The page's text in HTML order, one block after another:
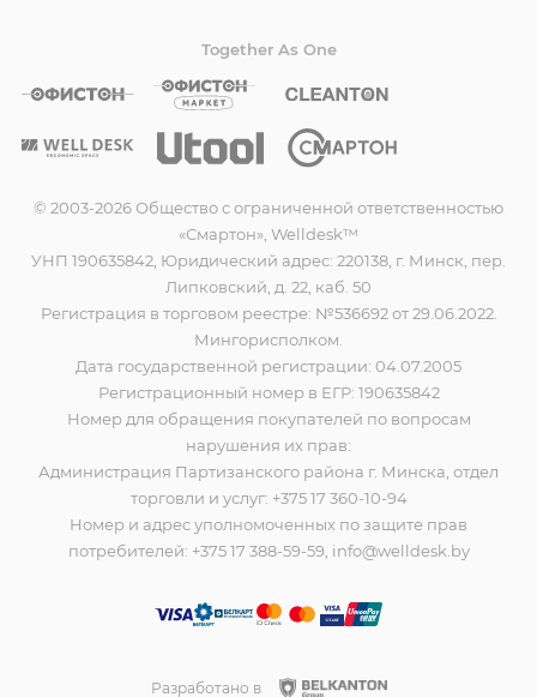
Together As One
© 2003-2026 Общество с ограниченной ответственностью
«Смартон», Welldesk™
УНП 190635842, Юридический адрес: 220138, г. Минск, пер.
Липковский, д. 22, каб. 50
Регистрация в торговом реестре: №536692 от 29.06.2022.
Мингорисполком.
Дата государственной регистрации: 04.07.2005
Регистрационный номер в ЕГР: 190635842
Номер для обращения покупателей по вопросам
нарушения их прав:
Администрация Партизанского района г. Минска, отдел
торговли и услуг: +375 17 360-10-94
Номер и адрес уполномоченных по защите прав
потребителей: +375 17 388-59-59, info@welldesk.by
Разработано в